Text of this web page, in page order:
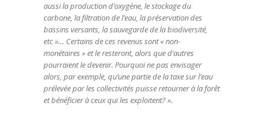
aussi la production d’oxygène, le stockage du
carbone, la filtration de l’eau, la préservation des
bassins versants, la sauvegarde de la biodiversité,
etc »… Certains de ces revenus sont « non-
monétaires » et le resteront, alors que d’autres
pourraient le devenir. Pourquoi ne pas envisager
alors, par exemple, qu’une partie de la taxe sur l’eau
prélevée par les collectivités puisse retourner à la forêt
et bénéficier à ceux qui les exploitent? ».